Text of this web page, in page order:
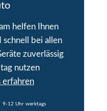
helfen Ihnen
schnell bei allen
zuverlässig
nutzen
erfahren
9-12 Uhr werktags